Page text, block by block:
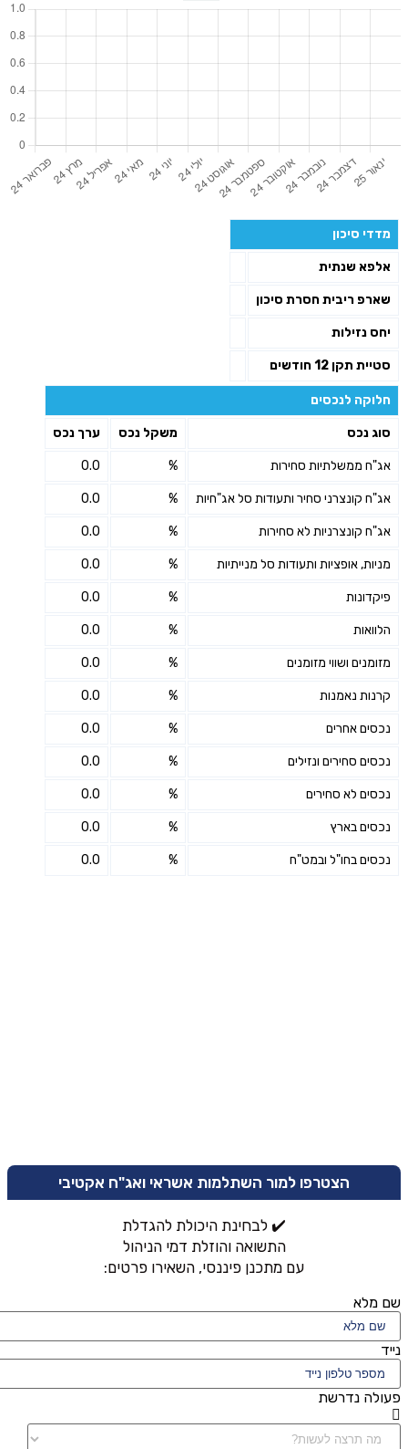
מדדי סיכון
אלפא שנתית
שארפ ריבית חסרת סיכון
יחס נזילות
סטיית תקן 12 חודשים
חלוקה לנכסים
סוג נכס משקל נכס ערך נכס
אג"ח ממשלתיות סחירות %
0.0
אג"ח קונצרני סחיר ותעודות סל אג"חיות %
0.0
אג"ח קונצרניות לא סחירות %
0.0
מניות, אופציות ותעודות סל מנייתיות %
0.0
פיקדונות %
0.0
הלוואות %
0.0
מזומנים ושווי מזומנים %
0.0
קרנות נאמנות %
0.0
נכסים אחרים %
0.0
נכסים סחירים ונזילים %
0.0
נכסים לא סחירים %
0.0
נכסים בארץ %
0.0
נכסים בחו"ל ובמט"ח %
0.0
הצטרפו למור השתלמות אשראי ואג"ח אקטיבי
✔️ לבחינת היכולת להגדלת
התשואה והוזלת דמי הניהול
עם מתכנן פיננסי, השאירו פרטים:
שם מלא
נייד
פעולה נדרשת